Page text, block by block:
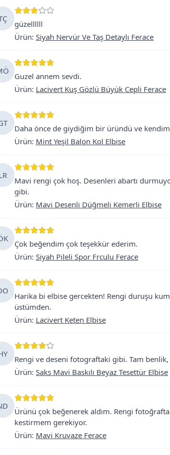
güzellllll
Ürün: Siyah Nervür Ve Taş Detaylı Ferace
Guzel annem sevdi.
Ürün: Lacivert Kuş Gözlü Büyük Cepli Ferace
Daha önce de giydiğim bir üründü ve
Ürün: Mint Yeşil Balon Kol Elbise
Mavi rengi çok hoş. Desenleri abartı
gibi.
Ürün: Mavi Desenli Düğmeli Kemerli Elbise
Çok beğendim çok teşekkür ederim.
Ürün: Siyah Pileli Spor Frculu Ferace
Harika bi elbise gercekten! Rengi duruşu
üstümden.
Ürün: Lacivert Keten Elbise
Rengi ve deseni fotograftaki gibi. Tam
Ürün: Saks Mavi Baskılı Beyaz Tesettür Elbise
Ürünü çok beğenerek aldım. Rengi
kestirmem gerekiyor.
Ürün: Mavi Kruvaze Ferace